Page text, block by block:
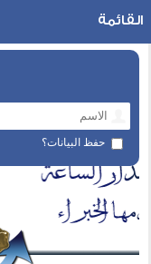
حفظ البيانات؟
القائمة